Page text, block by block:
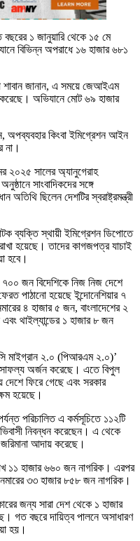
১ জানুয়ারি থেকে ১৫ মে
বিভিন্ন অপরাধে ১৬ হাজার ৬৮১
শাবান জানান, এ সময়ে জেআইএম
অভিযানে মোট ৬৯ হাজার
অপব্যবহার কিংবা ইমিগ্রেশন আইন
না।
২০২৫ সালের অ্যানুগেরাহ
সাংবাদিকদের সঙ্গে
ছিলেন দেশটির স্বরাষ্ট্রমন্ত্রী
ব্যক্তি স্থায়ী ইমিগ্রেশন ডিপোতে
হয়েছে। তাদের কাগজপত্র যাচাই
হবে।
জন বিদেশিকে নিজ নিজ দেশে
পাঠানো হয়েছে ইন্দোনেশিয়ার ৭
৪ হাজার ৫ জন, বাংলাদেশের ২
থাইল্যান্ডের ১ হাজার ৮ জন
মাইগ্রান ২.০ (পিআরএম ২.০)’
সাফল্য অর্জন করেছে। এতে বিপুল
দেশে ফিরে গেছে এবং সরকার
হয়েছে।
পরিচালিত এ কর্মসূচিতে ১১২টি
নিবন্ধন করেছেন। এ থেকে
আদায় করেছে।
১১ হাজার ৬৬০ জন নাগরিক। এরপর
৩৩ হাজার ৮৫৮ জন নাগরিক।
জন্য সারা দেশ থেকে ১ হাজার
গত বছরে দায়িত্ব পালনে অসাধারণ
হয়।